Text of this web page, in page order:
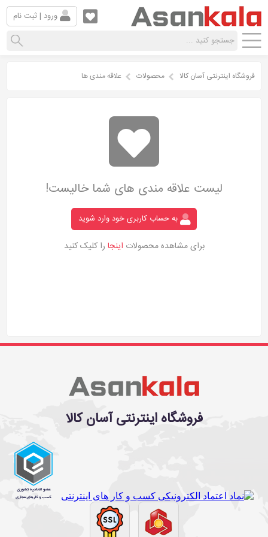
ورود | ثبت نام
فروشگاه اینترنتی آسان کالا محصولات علاقه مندی ها
لیست علاقه مندی های شما خالیست!
به حساب کاربری خود وارد شوید
برای مشاهده محصولات اینجا را کلیک کنید
فروشگاه اینترنتی آسان کالا